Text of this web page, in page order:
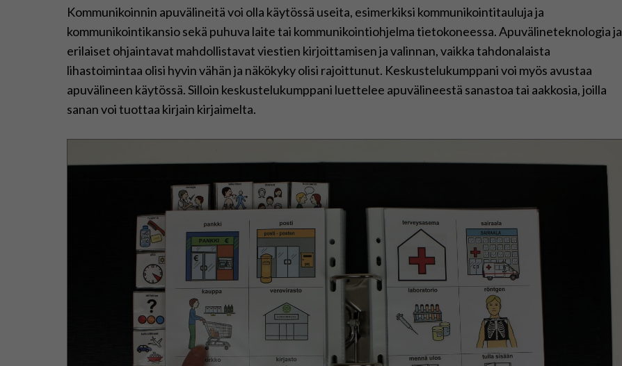
Kommunikoinnin apuvälineitä voi olla käytössä useita, esimerkiksi kommunikointitauluja ja
kommunikointikansio sekä puhuva laite tai kommunikointiohjelma tietokoneessa. Apuvälineteknologia ja
erilaiset ohjaintavat mahdollistavat viestien kirjoittamisen ja valinnan, vaikka tahdonalaista
lihastoimintaa olisi hyvin vähän ja näkökyky olisi rajoittunut. Keskustelukumppani voi myös avustaa
apuvälineen käytössä. Silloin keskustelukumppani luettelee apuvälineestä sanastoa tai aakkosia, joilla
sanan voi tuottaa kirjain kirjaimelta.